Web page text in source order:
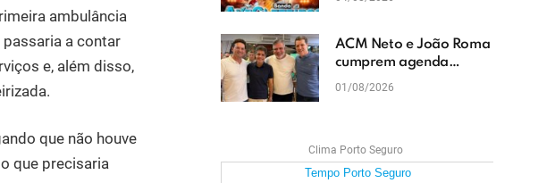
ambulância
a contar
e, além disso,
que não houve
que precisaria
ACM Neto e João Roma
cumprem agenda
política em Teixeira de
01/08/2026
Clima Porto Seguro